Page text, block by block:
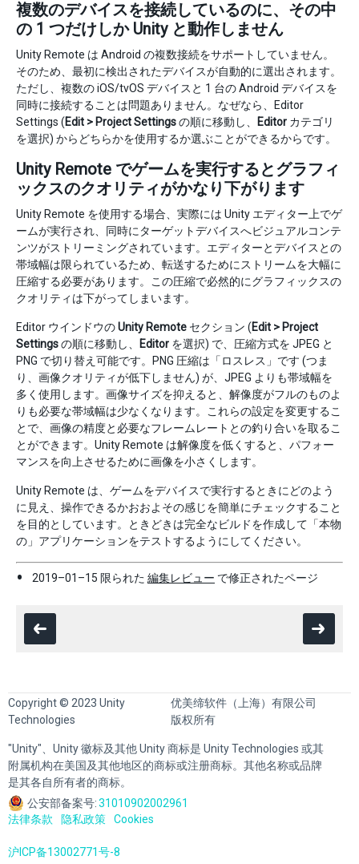
複数のデバイスを接続しているのに、その中
の 1 つだけしか Unity と動作しません
Unity Remote は Android の複数接続をサポートしていません。
そのため、最初に検出されたデバイスが自動的に選出されます。
ただし、複数の iOS/tvOS デバイスと 1 台の Android デバイスを
同時に接続することは問題ありません。なぜなら、Editor
Settings (Edit > Project Settingsの順に移動し、 Editor カテゴリ
を選択) からどちらかを使用するか選ぶことができるからです。
Unity Remote でゲームを実行するとグラフィ
ックスのクオリティがかなり下がります
Unity Remote を使用する場合、実際には Unity エディター上でゲ
ームが実行され、同時にターゲットデバイスへビジュアルコンテ
ンツがストリーミングされています。エディターとデバイスとの
帯域幅は限られているため、転送するためにストリームを大幅に
圧縮する必要があります。この圧縮で必然的にグラフィックスの
クオリティは下がってしまいます。
Editor ウインドウのUnity Remote セクション (Edit > Project
Settingsの順に移動し、 Editor を選択) で、圧縮方式を JPEG と
PNG で切り替え可能です。PNG 圧縮は「ロスレス」です (つま
り、画像クオリティが低下しません) が、JPEG よりも帯域幅を
多く使用します。画像サイズを抑えると、解像度がフルのものよ
りも必要な帯域幅は少なくなります。これらの設定を変更するこ
とで、画像の精度と必要なフレームレートとの釣り合いを取るこ
とができます。Unity Remote は解像度を低くすると、パフォー
マンスを向上させるために画像を小さくします。
Unity Remote は、ゲームをデバイスで実行するときにどのよう
に見え、操作できるかおおよその感じを簡単にチェックすること
を目的としています。ときどきは完全なビルドを作成して「本物
の」アプリケーションをテストするようにしてください。
2019–01–15 限られた 編集レビュー で修正されたページ
Copyright © 2023 Unity
Technologies
优美缔软件（上海）有限公司
版权所有
"Unity"、Unity 徽标及其他 Unity 商标是 Unity Technologies 或其
附属机构在美国及其他地区的商标或注册商标。其他名称或品牌
是其各自所有者的商标。
公安部备案号:31010902002961
法律条款
隐私政策 Cookies
沪ICP备13002771号-8